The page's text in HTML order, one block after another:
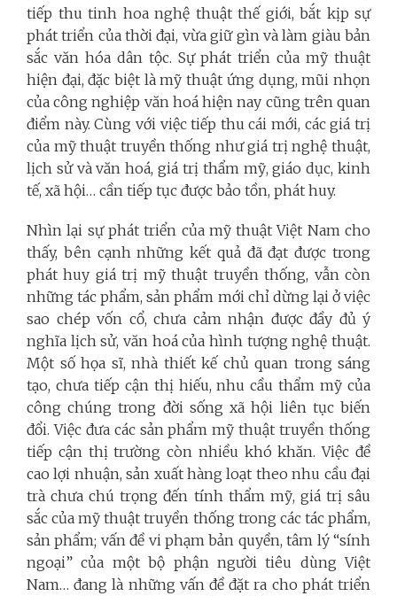
tiếp thu tinh hoa nghệ thuật thế giới, bắt kịp sự
phát triển của thời đại, vừa giữ gìn và làm giàu bản
sắc văn hóa dân tộc. Sự phát triển của mỹ thuật
hiện đại, đặc biệt là mỹ thuật ứng dụng, mũi nhọn
của công nghiệp văn hoá hiện nay cũng trên quan
điểm này. Cùng với việc tiếp thu cái mới, các giá trị
của mỹ thuật truyền thống như giá trị nghệ thuật,
lịch sử và văn hoá, giá trị thẩm mỹ, giáo dục, kinh
tế, xã hội… cần tiếp tục được bảo tồn, phát huy.
Nhìn lại sự phát triển của mỹ thuật Việt Nam cho
thấy, bên cạnh những kết quả đã đạt được trong
phát huy giá trị mỹ thuật truyền thống, vẫn còn
những tác phẩm, sản phẩm mới chỉ dừng lại ở việc
sao chép vốn cổ, chưa cảm nhận được đầy đủ ý
nghĩa lịch sử, văn hoá của hình tượng nghệ thuật.
Một số họa sĩ, nhà thiết kế chủ quan trong sáng
tạo, chưa tiếp cận thị hiếu, nhu cầu thẩm mỹ của
công chúng trong đời sống xã hội liên tục biến
đổi. Việc đưa các sản phẩm mỹ thuật truyền thống
tiếp cận thị trường còn nhiều khó khăn. Việc đề
cao lợi nhuận, sản xuất hàng loạt theo nhu cầu đại
trà chưa chú trọng đến tính thẩm mỹ, giá trị sâu
sắc của mỹ thuật truyền thống trong các tác phẩm,
sản phẩm; vấn đề vi phạm bản quyền, tâm lý “sính
ngoại” của một bộ phận người tiêu dùng Việt
Nam… đang là những vấn đề đặt ra cho phát triển